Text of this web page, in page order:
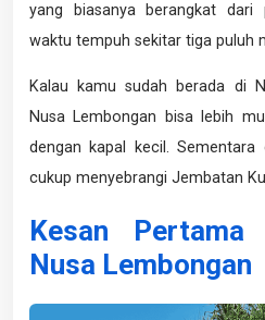
yang biasanya berangkat dari
waktu tempuh sekitar tiga puluh
Kalau kamu sudah berada di
Nusa Lembongan bisa lebih
dengan kapal kecil. Sementara
cukup menyebrangi Jembatan
Kesan
Nusa Lembongan